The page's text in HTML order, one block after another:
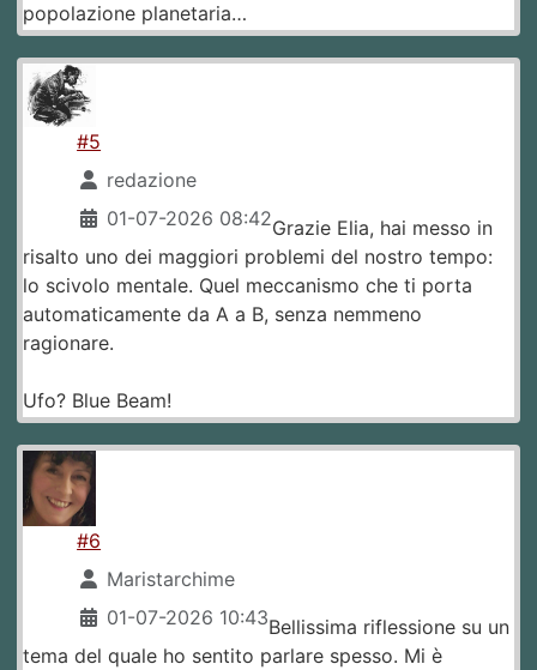
popolazione planetaria…
#5
redazione
01-07-2026 08:42Grazie Elia, hai messo in
risalto uno dei maggiori problemi del nostro tempo:
lo scivolo mentale. Quel meccanismo che ti porta
automaticamente da A a B, senza nemmeno
ragionare.
Ufo? Blue Beam!
#6
Maristarchime
01-07-2026 10:43Bellissima riflessione su un
tema del quale ho sentito parlare spesso. Mi è